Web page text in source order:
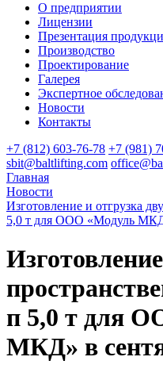
О предприятии
Лицензии
Презентация
Производство
Проектирование
Галерея
Экспертное
Новости
Контакты
+7 (812) 603-76-78 +7 (981)
sbit@baltlifting.com
Главная
Новости
Изготовление и отгрузка
5,0 т для ООО «Модуль
п 5,0 т для
МКД» в